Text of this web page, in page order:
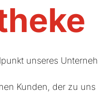
unseres
Kunden, der zu uns